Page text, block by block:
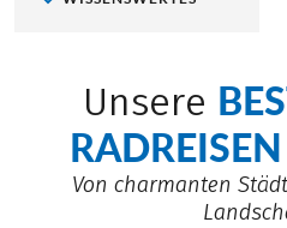
Unsere
RADREISEN
Von charmanten